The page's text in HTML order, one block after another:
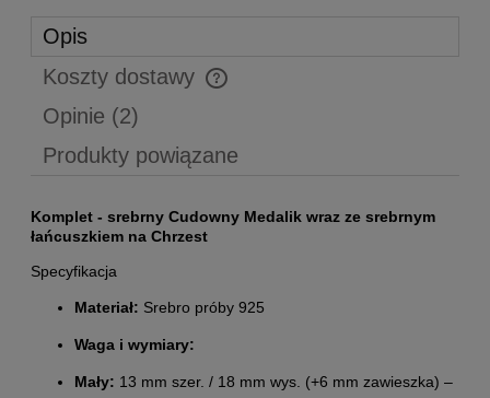
Opis
Koszty dostawy
Cena nie zawiera ewentualnych kosztów płatności
Opinie (2)
Produkty powiązane
Komplet - srebrny Cudowny Medalik wraz ze srebrnym
łańcuszkiem na Chrzest
Specyfikacja
Materiał: Srebro próby 925
Waga i wymiary:
Mały: 13 mm szer. / 18 mm wys. (+6 mm zawieszka) –